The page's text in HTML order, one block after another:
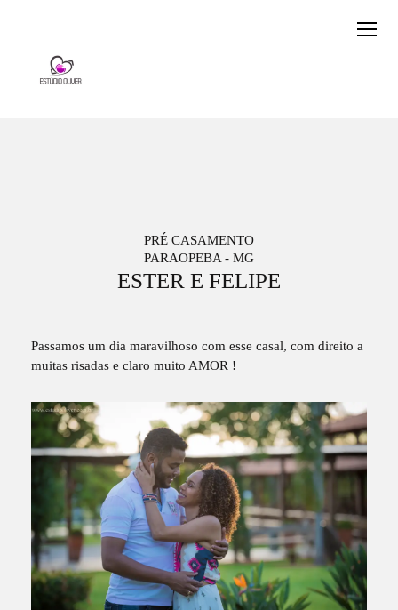
PRÉ CASAMENTO
PARAOPEBA - MG
ESTER E FELIPE
Passamos um dia maravilhoso com esse casal, com direito a
muitas risadas e claro muito AMOR !